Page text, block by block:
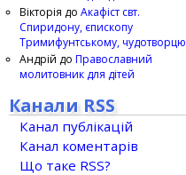
Вікторія до Акафіст свт.
Спиридону, єпископу
Тримифунтському, чудотворцю
Андрій до Православний
молитовник для дітей
Канали RSS
Канал публікацій
Канал коментарів
Що таке RSS?